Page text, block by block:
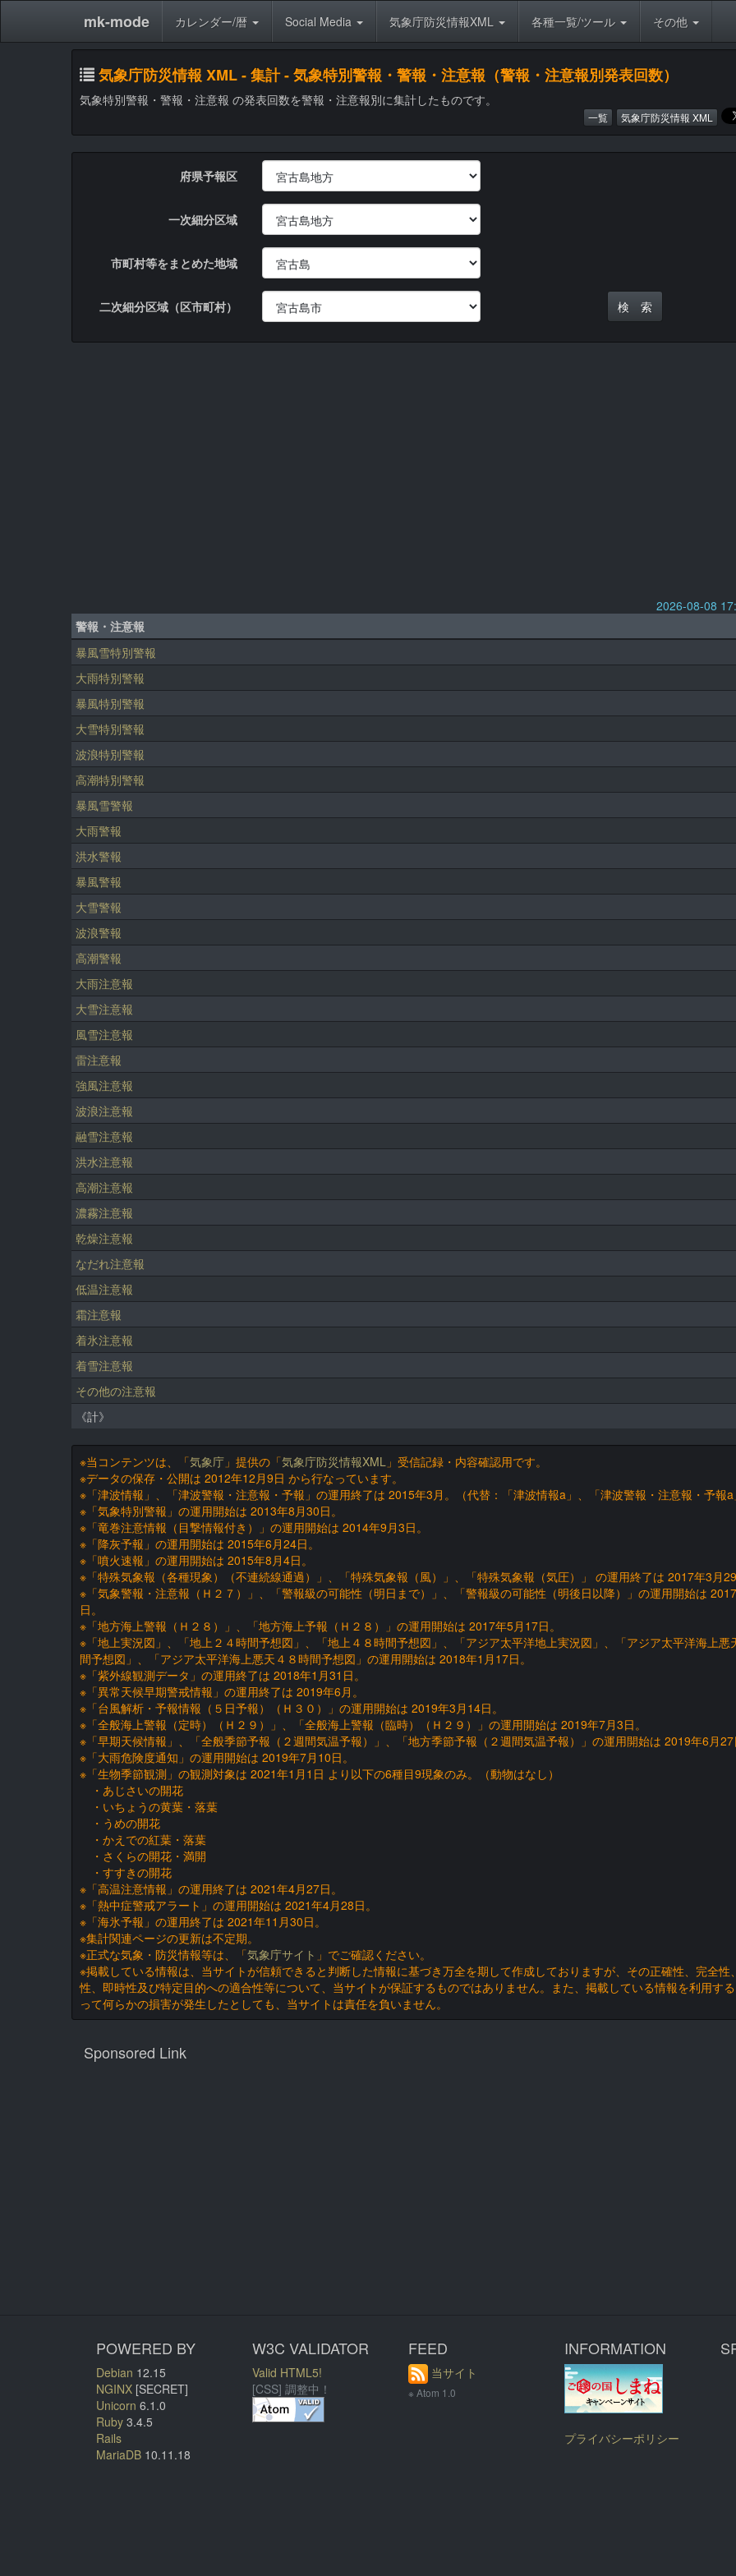
mk-mode カレンダー/暦 Social Media 気象庁防災情報XML 各種一覧/ツール その他
気象庁防災情報 XML - 集計 - 気象特別警報・警報・注意報（警報・注意報別発表回数）
気象特別警報・警報・注意報 の発表回数を警報・注意報別に集計したものです。
一覧 気象庁防災情報 XML
府県予報区
一次細分区域
市町村等をまとめた地域
二次細分区域（区市町村）
2026-08-08
警報・注意報
暴風雪特別警報
大雨特別警報
暴風特別警報
大雪特別警報
波浪特別警報
高潮特別警報
暴風雪警報
大雨警報
洪水警報
暴風警報
大雪警報
波浪警報
高潮警報
大雨注意報
大雪注意報
風雪注意報
雷注意報
強風注意報
波浪注意報
融雪注意報
洪水注意報
高潮注意報
濃霧注意報
乾燥注意報
なだれ注意報
低温注意報
霜注意報
着氷注意報
着雪注意報
その他の注意報
《計》
※当コンテンツは、「気象庁 」提供の「気象庁防災情報XML 」受信記録・内容確認用です。
※データの保存・公開は 2012年12月9日 から行なっています。
※「津波情報」、「津波警報・注意報・予報」の運用終了は 2015年3月。（代替：「津波情報a」、「津波警報・注意報・予報a
※「気象特別警報」の運用開始は 2013年8月30日。
※「竜巻注意情報（目撃情報付き）」の運用開始は 2014年9月3日。
※「降灰予報」の運用開始は 2015年6月24日。
※「噴火速報」の運用開始は 2015年8月4日。
※「特殊気象報（各種現象）（不連続線通過）」、「特殊気象報（風）」、「特殊気象報（気圧）」 の運用終了は 2017年3月29
※「気象警報・注意報（Ｈ２７）」、「警報級の可能性（明日まで）」、「警報級の可能性（明後日以降）」の運用開始は
日。
※「地方海上警報（Ｈ２８）」、「地方海上予報（Ｈ２８）」の運用開始は 2017年5月17日。
※「地上実況図」、「地上２４時間予想図」、「地上４８時間予想図」、「アジア太平洋地上実況図」、「アジア太平洋海上悪
間予想図」、「アジア太平洋海上悪天４８時間予想図」の運用開始は 2018年1月17日。
※「紫外線観測データ」の運用終了は 2018年1月31日。
※「異常天候早期警戒情報」の運用終了は 2019年6月。
※「台風解析・予報情報（５日予報）（Ｈ３０）」の運用開始は 2019年3月14日。
※「全般海上警報（定時）（Ｈ２９）」、「全般海上警報（臨時）（Ｈ２９）」の運用開始は 2019年7月3日。
※「早期天候情報」、「全般季節予報（２週間気温予報）」、「地方季節予報（２週間気温予報）」の運用開始は 2019年6月27
※「大雨危険度通知」の運用開始は 2019年7月10日。
※「生物季節観測」の観測対象は 2021年1月1日 より以下の6種目9現象のみ。（動物はなし）
・あじさいの開花
・いちょうの黄葉・落葉
・うめの開花
・かえでの紅葉・落葉
・さくらの開花・満開
・すすきの開花
※「高温注意情報」の運用終了は 2021年4月27日。
※「熱中症警戒アラート」の運用開始は 2021年4月28日。
※「海氷予報」の運用終了は 2021年11月30日。
※集計関連ページの更新は不定期。
※正式な気象・防災情報等は、「気象庁サイト 」でご確認ください。
※掲載している情報は、当サイトが信頼できると判断した情報に基づき万全を期して作成しておりますが、その正確性、完全性
性、即時性及び特定目的への適合性等について、当サイトが保証するものではありません。また、掲載している情報を利用す
って何らかの損害が発生したとしても、当サイトは責任を負いません。
Sponsored Link
POWERED BY
Debian 12.15
NGINX [SECRET]
Unicorn 6.1.0
Ruby 3.4.5
Rails
MariaDB 10.11.18
W3C VALIDATOR
Valid HTML5!
[CSS] 調整中！
FEED
当サイト
※ Atom 1.0
INFORMATION
プライバシーポリシー